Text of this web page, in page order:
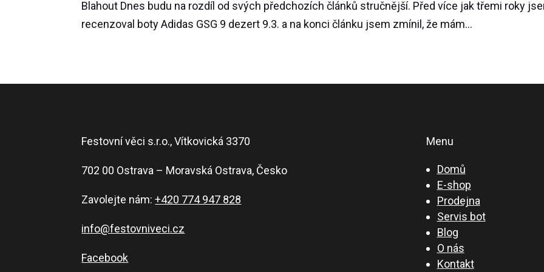
Blahout Dnes budu na rozdíl od svých předchozích článků stručnější. Před více jak třemi roky
recenzoval boty Adidas GSG 9 dezert 9.3. a na konci článku jsem zmínil, že mám...
Festovní věci s.r.o., Vítkovická 3370
702 00 Ostrava – Moravská Ostrava, Česko
Zavolejte nám:+420 774 947 828
info@festovniveci.cz
Facebook
Menu
Domů
E-shop
Prodejna
Servis bot
Blog
O nás
Kontakt